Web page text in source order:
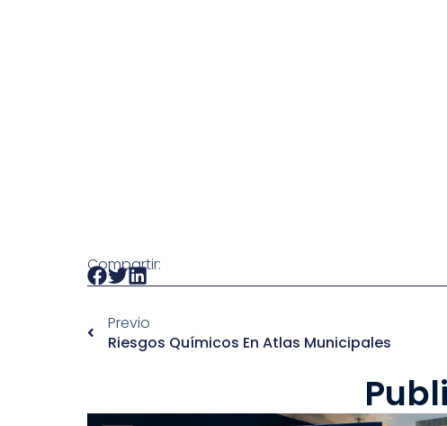
Compartir:
Previo
Riesgos Químicos En Atlas Municipales